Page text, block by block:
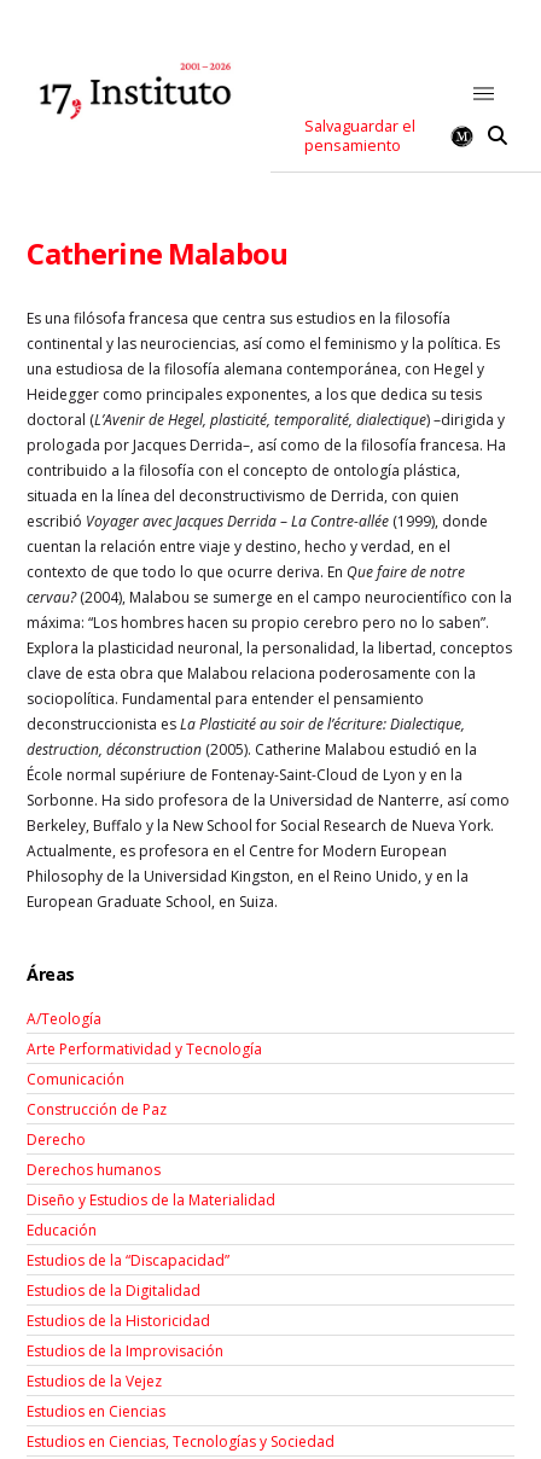
Salvaguardar el
pensamiento
Catherine Malabou
Es una filósofa francesa que centra sus estudios en la filosofía
continental y las neurociencias, así como el feminismo y la política. Es
una estudiosa de la filosofía alemana contemporánea, con Hegel y
Heidegger como principales exponentes, a los que dedica su tesis
doctoral (L’Avenir de Hegel, plasticité, temporalité, dialectique) –dirigida y
prologada por Jacques Derrida–, así como de la filosofía francesa. Ha
contribuido a la filosofía con el concepto de ontología plástica,
situada en la línea del deconstructivismo de Derrida, con quien
escribió Voyager avec Jacques Derrida–La Contre-allée (1999), donde
cuentan la relación entre viaje y destino, hecho y verdad, en el
contexto de que todo lo que ocurre deriva. EnQue faire de notre
cervau?(2004), Malabou se sumerge en el campo neurocientífico con la
máxima: “Los hombres hacen su propio cerebro pero no lo saben”.
Explora la plasticidad neuronal, la personalidad, la libertad, conceptos
clave de esta obra que Malabou relaciona poderosamente con la
sociopolítica. Fundamental para entender el pensamiento
deconstruccionista esLa Plasticité au soir de l’écriture: Dialectique,
destruction, déconstruction (2005). Catherine Malabou estudió en la
École normal supériure de Fontenay-Saint-Cloud de Lyon y en la
Sorbonne. Ha sido profesora de la Universidad de Nanterre, así como
Berkeley, Buffalo y la New School for Social Research de Nueva York.
Actualmente, es profesora en el Centre for Modern European
Philosophy de la Universidad Kingston, en el Reino Unido, y en la
European Graduate School, en Suiza.
Áreas
A/Teología
Arte Performatividad y Tecnología
Comunicación
Construcción de Paz
Derecho
Derechos humanos
Diseño y Estudios de la Materialidad
Educación
Estudios de la “Discapacidad”
Estudios de la Digitalidad
Estudios de la Historicidad
Estudios de la Improvisación
Estudios de la Vejez
Estudios en Ciencias
Estudios en Ciencias, Tecnologías y Sociedad